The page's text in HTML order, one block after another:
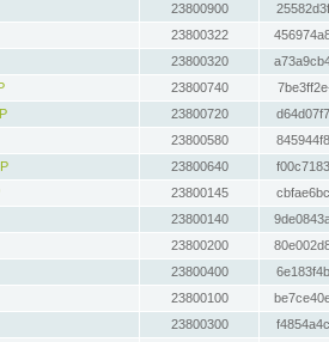
23800900
23800322
23800320
23800740
23800720
23800580
23800640
23800145
23800140
23800200
23800400
23800100
23800300